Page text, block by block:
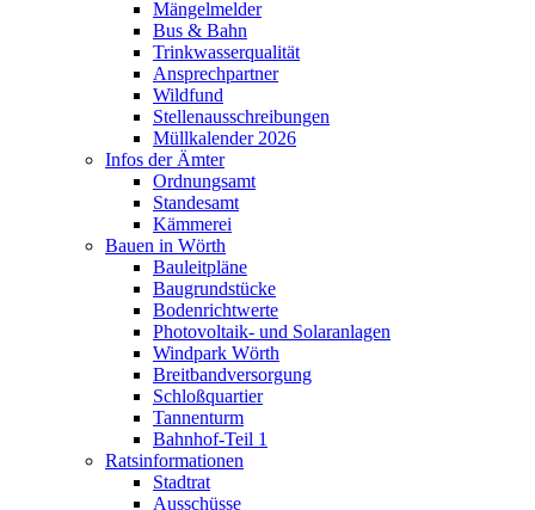
Mängelmelder
Bus & Bahn
Trinkwasserqualität
Ansprechpartner
Wildfund
Stellenausschreibungen
Müllkalender 2026
Infos der Ämter
Ordnungsamt
Standesamt
Kämmerei
Bauen in Wörth
Bauleitpläne
Baugrundstücke
Bodenrichtwerte
Photovoltaik- und Solaranlagen
Windpark Wörth
Breitbandversorgung
Schloßquartier
Tannenturm
Bahnhof-Teil 1
Ratsinformationen
Stadtrat
Ausschüsse